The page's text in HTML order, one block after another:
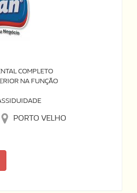
COMPLETO
NA FUNÇÃO
PORTO VELHO